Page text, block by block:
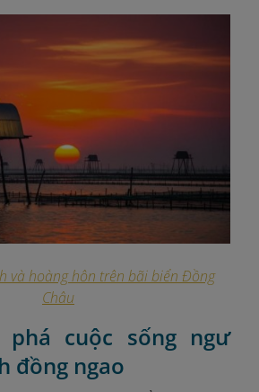
và hoàng hôn trên bãi biển Đồng
Châu
phá cuộc sống ngư
đồng ngao